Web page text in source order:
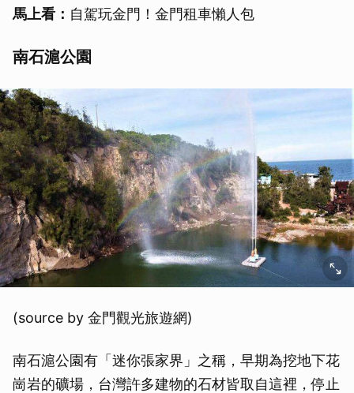
馬上看： 自駕玩金門！金門租車懶人包
南石滬公園
(source by 金門觀光旅遊網)
南石滬公園有「迷你張家界」之稱，早期為挖地下花
崗岩的礦場，台灣許多建物的石材皆取自這裡，停止